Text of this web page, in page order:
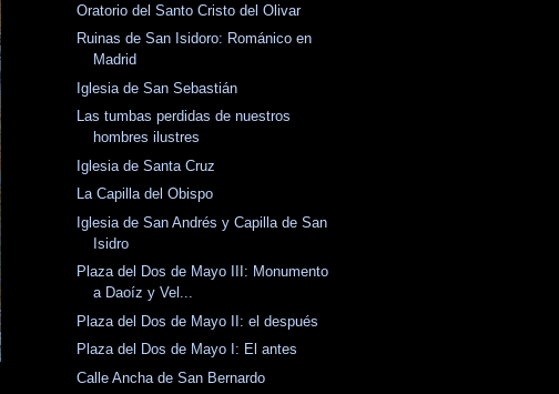
Oratorio del Santo Cristo del Olivar
Ruinas de San Isidoro: Románico en
Madrid
Iglesia de San Sebastián
Las tumbas perdidas de nuestros
hombres ilustres
Iglesia de Santa Cruz
La Capilla del Obispo
Iglesia de San Andrés y Capilla de San
Isidro
Plaza del Dos de Mayo III: Monumento
a Daoíz y Vel...
Plaza del Dos de Mayo II: el después
Plaza del Dos de Mayo I: El antes
Calle Ancha de San Bernardo